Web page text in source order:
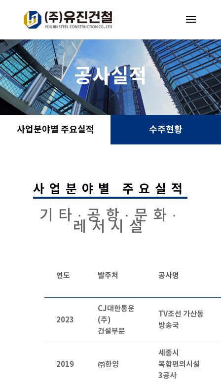
공사실적
사업분야별 주요실적 수주현황
사업분야별 주요실적
기타 ·공항 ·문화 ·
레저시설
연도 발주처 공사명
2023
CJ대한통운
(주)
건설부문
TV조선 가산동
방송국
2019 ㈜한양
세종시
복합편의시설
3공사